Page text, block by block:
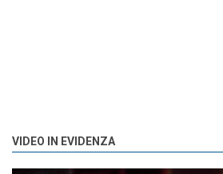
VIDEO IN EVIDENZA